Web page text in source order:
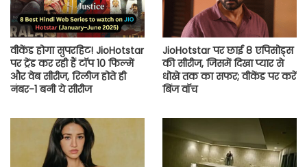
वीकेंड होगा सुपरहिट! JioHotstar
पर ट्रेंड कर रही हैं टॉप 10 फिल्में
और वेब सीरीज, रिलीज होते ही
नंबर-1 बनी ये सीरीज
JioHotstar पर छाई 8 एपिसोड्स
की सीरीज, जिसमें दिखा प्यार से
धोखे तक का सफर; वीकेंड पर करें
बिंज वॉच